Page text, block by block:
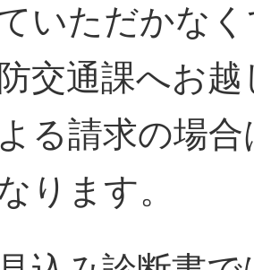
いただかな
防交通課へお
よる請求の場
ります。